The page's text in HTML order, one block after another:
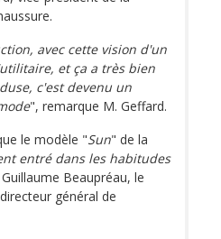
avec cette vision d'un
et ça a très bien
c'est devenu un
", remarque M. Geffard.
le modèle "Sun" de la
entré dans les habitudes
Beaupréau, le
général de